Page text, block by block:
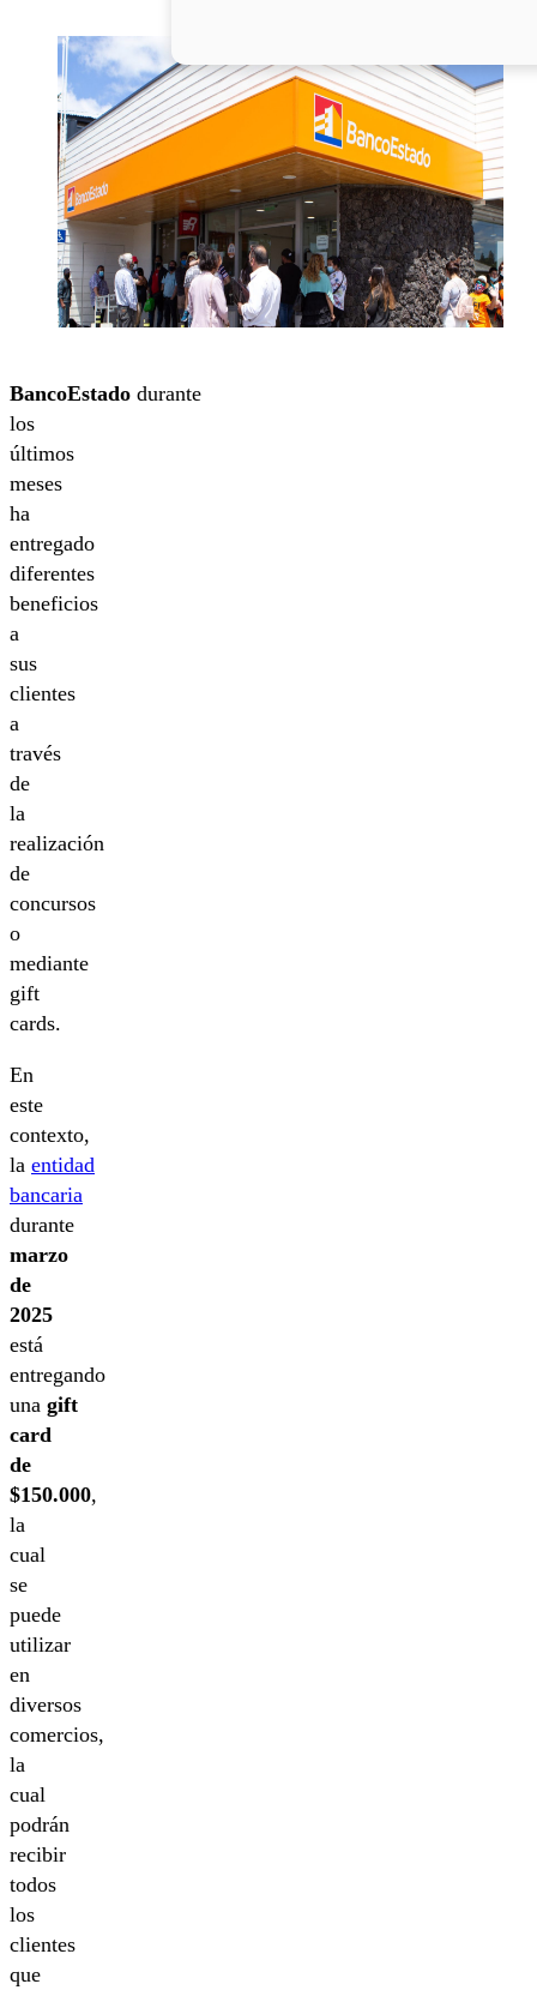
BancoEstado durante
los
últimos
meses
ha
entregado
diferentes
beneficios
a
sus
clientes
a
través
de
la
realización
de
concursos
o
mediante
gift
cards.
En
este
contexto,
la entidad
bancaria
durante
marzo
de
2025
está
entregando
una gift
card
de
$150.000,
la
cual
se
puede
utilizar
en
diversos
comercios,
la
cual
podrán
recibir
todos
los
clientes
que